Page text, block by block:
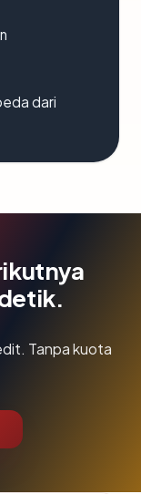
dari
Tanpa kuota